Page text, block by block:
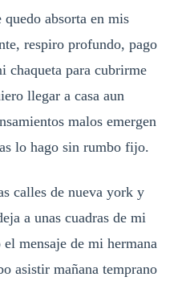
quedo absorta en mis
respiro profundo, pago
chaqueta para cubrirme
llegar a casa aun
malos emergen
lo hago sin rumbo fijo.
calles de nueva york y
a unas cuadras de mi
mensaje de mi hermana
asistir mañana temprano